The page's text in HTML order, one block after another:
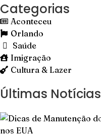
Categorias
Aconteceu
Orlando
Saúde
Imigração
Cultura & Lazer
Últimas Notícias